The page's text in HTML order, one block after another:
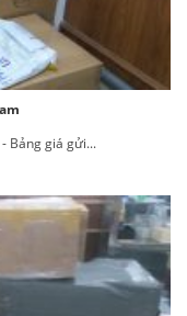
Bảng giá gửi...